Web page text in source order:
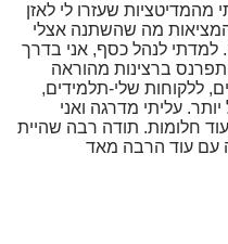
מהמדיטציות שעזרו לי לאזן
מה שהשתנה אצלי
למדתי לנהל כסף, אני בדרך
ברצינות מהוראה
ללקוחות שלי-תלמידים,
עליתי מדרגה ואני
חלומות. תודה רבה שהיית
עם עוד הרבה מאד